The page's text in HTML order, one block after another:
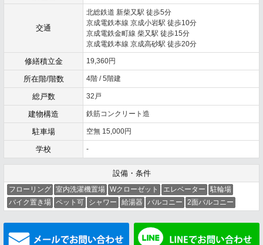
交通
北総鉄道 新柴又駅 徒歩5分
京成電鉄本線 京成小岩駅 徒歩10分
京成電鉄金町線 柴又駅 徒歩15分
京成電鉄本線 京成高砂駅 徒歩20分
修繕積立金 19,360円
所在階/階数 4階 / 5階建
総戸数 32戸
建物構造 鉄筋コンクリート造
駐車場 空無 15,000円
学校 -
設備・条件
フローリング 室内洗濯機置場 Wクローゼット エレベーター
駐輪場
バイク置き場 ペット可 シャワー 給湯器 バルコニー 2面バルコニー
メールでお問い合わせ